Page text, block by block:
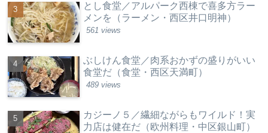
とし食堂／アルパーク西棟で喜多方ラー
メンを（ラーメン・西区井口明神）
561 views
ぶしけん食堂／肉系おかずの盛りがいい
食堂だ（食堂・西区天満町）
489 views
カジーノ５／繊細ながらもワイルド！実
力店は健在だ（欧州料理・中区銀山町）